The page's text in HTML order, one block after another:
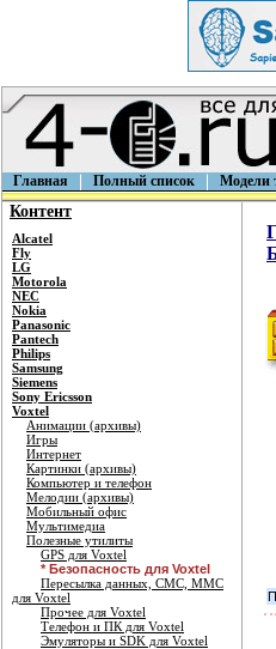
Главная Полный список Модели
Контент
Alcatel
Fly
LG
Motorola
NEC
Nokia
Panasonic
Pantech
Philips
Samsung
Siemens
Sony Ericsson
Voxtel
Анимации (архивы)
Игры
Интернет
Картинки (архивы)
Компьютер и телефон
Мелодии (архивы)
Мобильный офис
Мультимедиа
Полезные утилиты
GPS для Voxtel
* Безопасность для Voxtel
Пересылка данных, СМС, ММС
для Voxtel
Прочее для Voxtel
Телефон и ПК для Voxtel
Эмуляторы и SDK для Voxtel